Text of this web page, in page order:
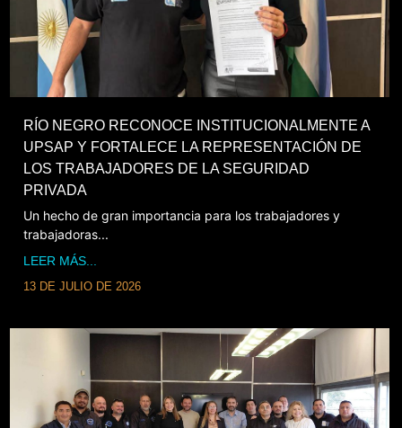
RÍO NEGRO RECONOCE INSTITUCIONALMENTE A
UPSAP Y FORTALECE LA REPRESENTACIÓN DE
LOS TRABAJADORES DE LA SEGURIDAD
PRIVADA
Un hecho de gran importancia para los trabajadores y
trabajadoras...
LEER MÁS...
13 DE JULIO DE 2026